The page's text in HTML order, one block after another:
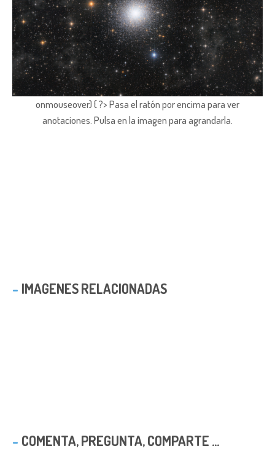
onmouseover) { ?> Pasa el ratón por encima para ver
anotaciones. Pulsa en la imagen para agrandarla.
IMAGENES RELACIONADAS
COMENTA, PREGUNTA, COMPARTE ...